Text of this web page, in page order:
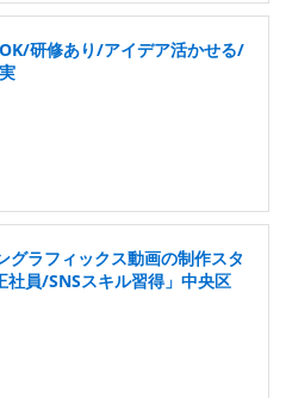
研修あり/アイデア活かせる/
グラフィックス動画の制作スタ
社員/SNSスキル習得」中央区